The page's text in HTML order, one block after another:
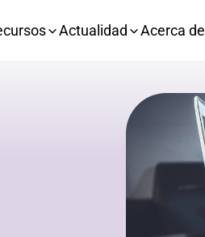
Actualidad Acerca de